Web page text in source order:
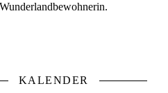
Wunderlandbewohnerin.
KALENDER